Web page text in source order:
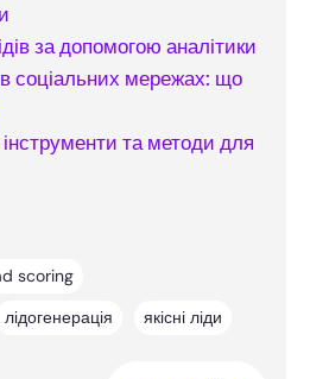
за допомогою аналітики
в соціальних мережах: що
інструменти та методи для
scoring
лідогенерація якісні ліди